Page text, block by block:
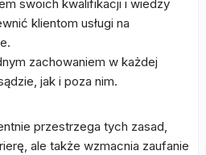
swoich kwalifikacji i wiedzy
klientom usługi na
zachowaniem w każdej
jak i poza nim.
przestrzega tych zasad,
ale także wzmacnia zaufanie